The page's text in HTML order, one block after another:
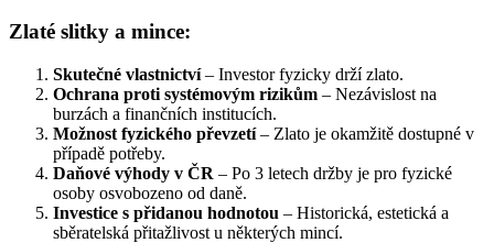
Zlaté slitky a mince:
Skutečné vlastnictví– Investor fyzicky drží zlato.
Ochrana proti systémovým rizikům – Nezávislost na
burzách a finančních institucích.
Možnost fyzického převzetí– Zlato je okamžitě dostupné v
případě potřeby.
Daňové výhody v ČR – Po 3 letech držby je pro fyzické
osoby osvobozeno od daně.
Investice s přidanou hodnotou – Historická, estetická a
sběratelská přitažlivost u některých mincí.